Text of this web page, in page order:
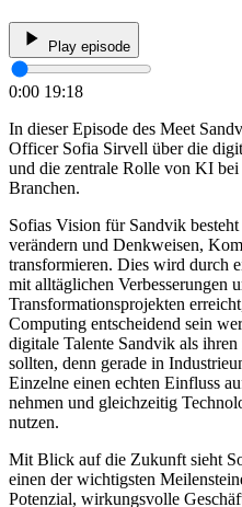
Play episode
0:00 19:18
In dieser Episode des Meet
Officer Sofia Sirvell über die
und die zentrale Rolle von KI
Branchen.
Sofias Vision für Sandvik
verändern und Denkweisen,
transformieren. Dies wird durch
mit alltäglichen Verbesserungen
Transformationsprojekten
Computing entscheidend sein
digitale Talente Sandvik als
sollten, denn gerade in
Einzelne einen echten Einfluss
nehmen und gleichzeitig
nutzen.
Mit Blick auf die Zukunft sieht
einen der wichtigsten
Potenzial, wirkungsvolle